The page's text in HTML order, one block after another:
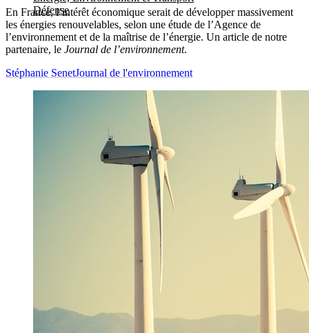
Défense
En France, l’intérêt économique serait de développer massivement
les énergies renouvelables, selon une étude de l’Agence de
l’environnement et de la maîtrise de l’énergie. Un article de notre
partenaire, le Journal de l’environnement.
Stéphanie SenetJournal de l'environnement